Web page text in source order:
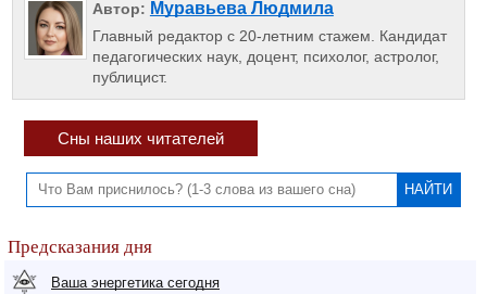
Автор: Муравьева Людмила
Главный редактор с 20-летним стажем. Кандидат
педагогических наук, доцент, психолог, астролог,
публицист.
Сны наших читателей
Предсказания дня
Ваша энергетика сегодня